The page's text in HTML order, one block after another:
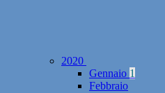
2020
Gennaio 1
Febbraio